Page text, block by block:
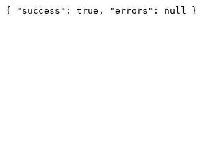
{ "success": true, "errors": null }